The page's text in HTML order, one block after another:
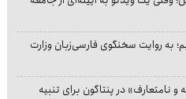
به روایت سخنگوی فارسی‌زبان وزارت
نامتعارف» در پنتاگون برای تنبیه